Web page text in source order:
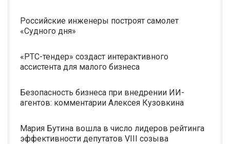
Российские инженеры построят самолет
«Судного дня»
«РТС-тендер» создаст интерактивного
ассистента для малого бизнеса
Безопасность бизнеса при внедрении ИИ-
агентов: комментарии Алексея Кузовкина
Мария Бутина вошла в число лидеров рейтинга
эффективности депутатов VIII созыва